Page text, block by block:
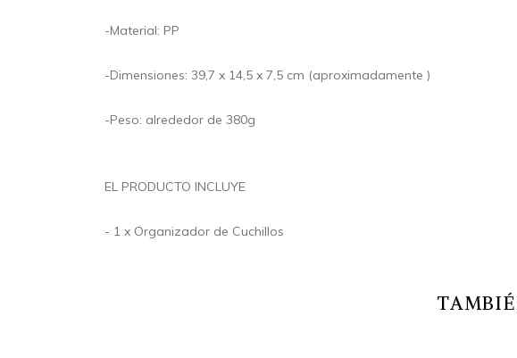
-Material: PP
-Dimensiones: 39,7 x 14,5 x 7,5 cm (aproximadamente )
-Peso: alrededor de 380g
EL PRODUCTO INCLUYE
- 1 x Organizador de Cuchillos